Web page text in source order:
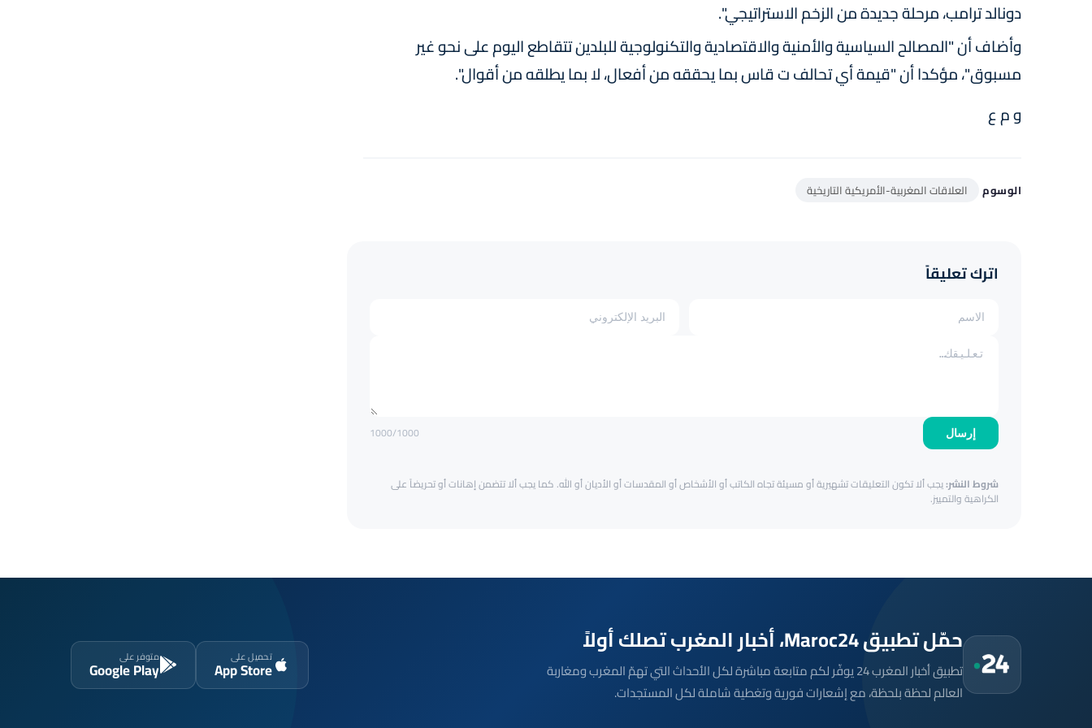
دونالد ترامب، مرحلة جديدة من الزخم الاستراتيجي".
وأضاف أن "المصالح السياسية والأمنية والاقتصادية والتكنولوجية للبلدين تتقاطع اليوم على نحو غير
مسبوق"، مؤكدا أن "قيمة أي تحالف ت قاس بما يحققه من أفعال، لا بما يطلقه من أقوال".
و م ع
الوسوم العلاقات المغربية-الأمريكية التاريخية
اترك تعليقاً
إرسال 1000/1000
شروط النشر:يجب ألا تكون التعليقات تشهيرية أو مسيئة تجاه الكاتب أو الأشخاص أو المقدسات أو الأديان أو الله. كما يجب ألا تتضمن إهانات أو تحريضاً على
الكراهية والتمييز.
حمّل تطبيق Maroc24، أخبار المغرب تصلك أولاً
تطبيق أخبار المغرب 24 يوفّر لكم متابعة مباشرة لكل الأحداث التي تهمّ المغرب ومغاربة
العالم لحظة بلحظة، مع إشعارات فورية وتغطية شاملة لكل المستجدات.
تحميل على
App Store
متوفر على
Google Play